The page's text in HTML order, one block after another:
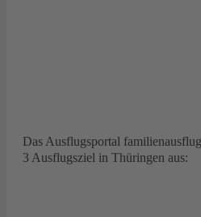
Das Ausflugsportal
3 Ausflugsziel in Thüringen aus: